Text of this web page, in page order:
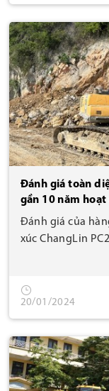
Đánh giá toàn
gần 10 năm
Đánh giá của
xúc ChangLin
20/01/2024